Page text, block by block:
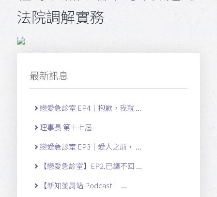
法院調解實務
最新訊息
戀愛急診室 EP4｜抱歉，我就 ...
理事長 第十七屆
戀愛急診室 EP3｜愛人之前， ...
【戀愛急診室】EP2.已讀不回 ...
【新知並肩站 Podcast｜ ...